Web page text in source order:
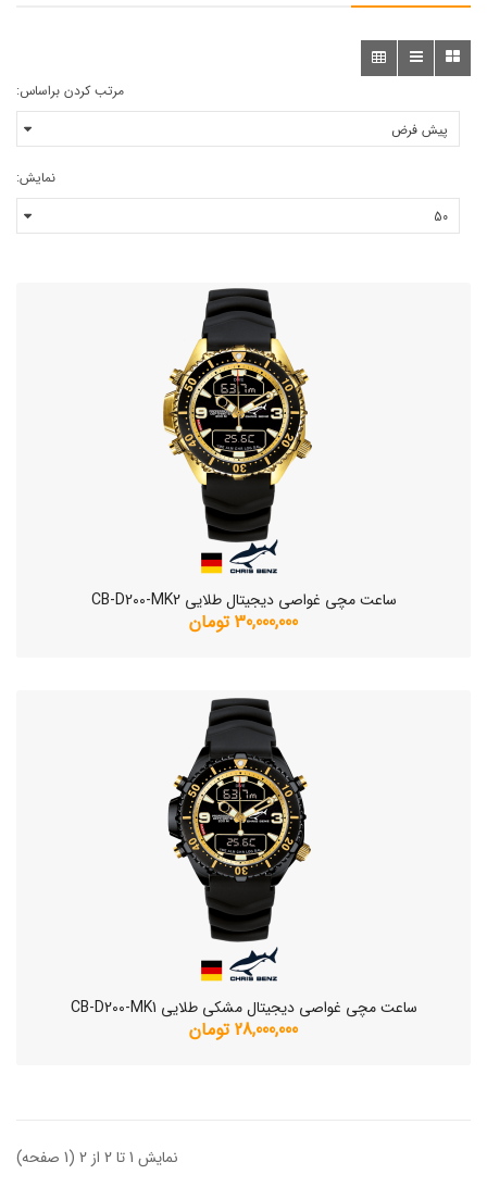
مرتب کردن براساس:
نمایش:
ساعت مچی غواصی دیجیتال طلایی CB-D200-MK2
30,000,000 تومان
ساعت مچی غواصی دیجیتال مشکی طلایی CB-D200-MK1
28,000,000 تومان
نمایش 1 تا 2 از 2 (1 صفحه)